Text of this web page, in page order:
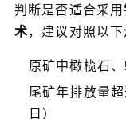
判断是否适合采用
术，建议对照以下
原矿中橄榄石
尾矿年排放量
日）